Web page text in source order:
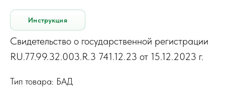
Инструкция
Свидетельство о государственной регистрации
RU.77.99.32.003.R.3 741.12.23 от 15.12.2023 г.
Тип товара: БАД